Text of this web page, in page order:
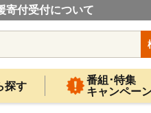
寄付受付について
探す
番組･特集
キャンペー